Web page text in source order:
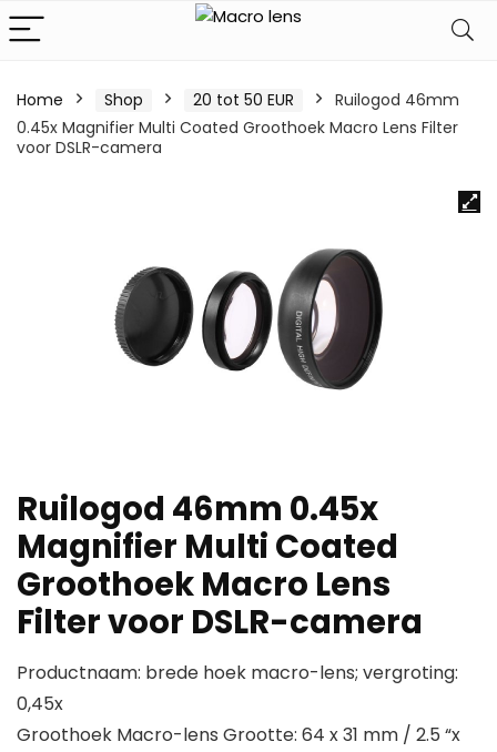
Home Shop 20 tot 50 EUR
Ruilogod 46mm
0.45x Magnifier Multi Coated Groothoek Macro Lens Filter
voor DSLR-camera
Ruilogod 46mm 0.45x
Magnifier Multi Coated
Groothoek Macro Lens
Filter voor DSLR-camera
Productnaam: brede hoek macro-lens; vergroting:
0,45x
Groothoek Macro-lens Grootte: 64 x 31 mm / 2.5 “x